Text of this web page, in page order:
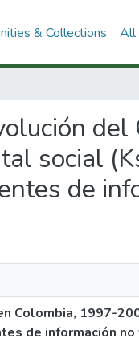
& Collections All
social
de
Colombia, 1997-
de información